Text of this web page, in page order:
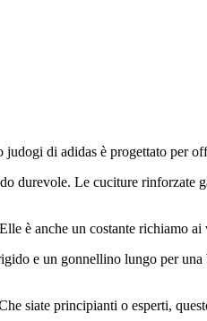
di adidas è progettato per
durevole. Le cuciture rinforzate
è anche un costante richiamo
e un gonnellino lungo per
siate principianti o esperti,